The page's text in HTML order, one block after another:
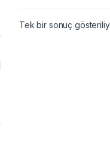
Tek bir sonuç